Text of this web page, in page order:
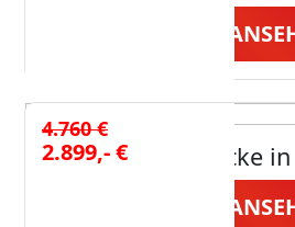
JETZT
4.760 €
2.899,- € Polsterecke
JETZT